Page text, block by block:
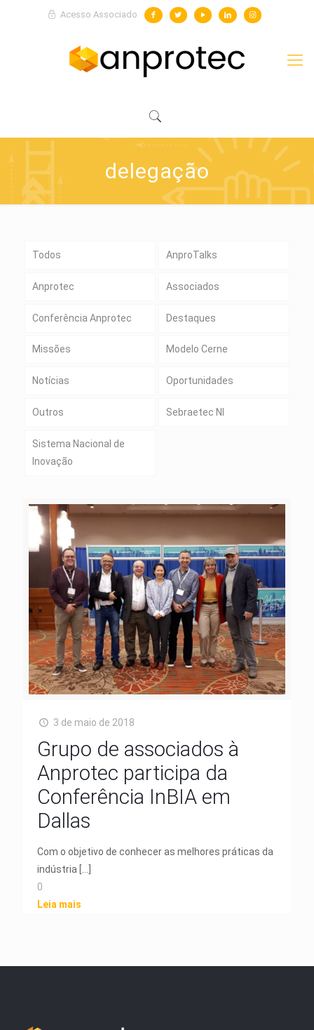
Acesso Associado
delegação
Todos AnproTalks
Anprotec Associados
Conferência Anprotec Destaques
Missões Modelo Cerne
Notícias Oportunidades
Outros Sebraetec NI
Sistema Nacional de
Inovação
3 de maio de 2018
Grupo de associados à
Anprotec participa da
Conferência InBIA em
Dallas
Com o objetivo de conhecer as melhores práticas da
indústria
0
Leia mais